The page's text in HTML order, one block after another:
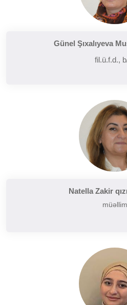
Günel Şıxalıyeva
fil.ü.f.d.,
Natella Zakir
müəllim